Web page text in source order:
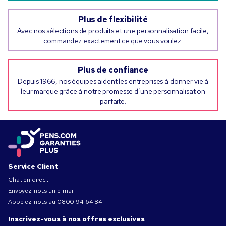
Plus de flexibilité
Avec nos sélections de produits et une personnalisation facile,
commandez exactement ce que vous voulez.
Plus de confiance
Depuis 1966, nos équipes aident les entreprises à donner vie à
leur marque grâce à notre promesse d’une personnalisation
parfaite.
Service Client
Chat en direct
Envoyez-nous un e-mail
Appelez-nous au 0800 94 64 84
Inscrivez-vous à nos offres exclusives